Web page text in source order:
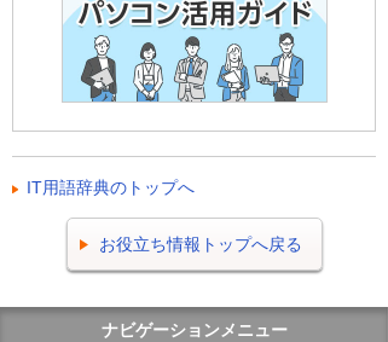
IT用語辞典のトップへ
お役立ち情報トップへ戻る
ナビゲーションメニュー